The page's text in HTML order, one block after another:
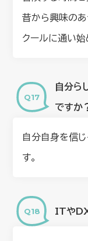
昔から興味のあ
クールに通い始
自分ら
ですか
自分自身を信
す。
ITや